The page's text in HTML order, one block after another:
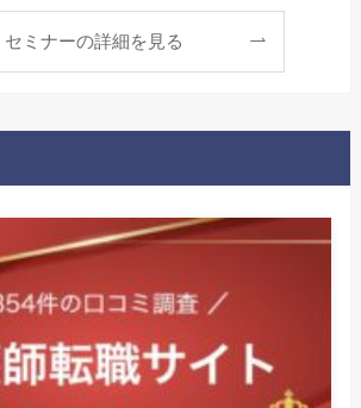
セミナーの詳細を見る